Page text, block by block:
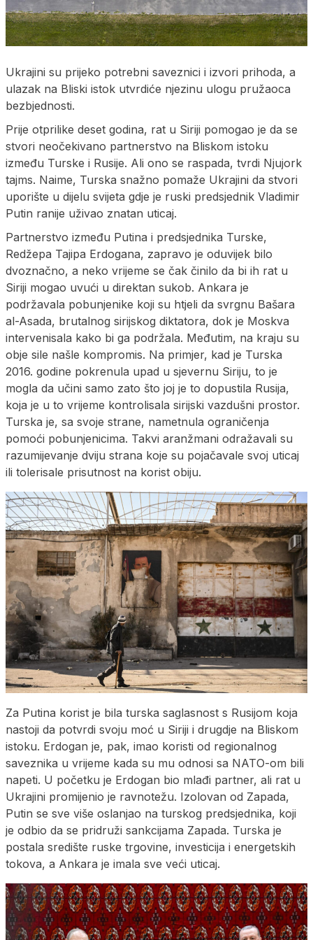
Ukrajini su prijeko potrebni saveznici i izvori prihoda, a
ulazak na Bliski istok utvrdiće njezinu ulogu pružaoca
bezbjednosti.
Prije otprilike deset godina, rat u Siriji pomogao je da se
stvori neočekivano partnerstvo na Bliskom istoku
između Turske i Rusije. Ali ono se raspada, tvrdi Njujork
tajms. Naime, Turska snažno pomaže Ukrajini da stvori
uporište u dijelu svijeta gdje je ruski predsjednik Vladimir
Putin ranije uživao znatan uticaj.
Partnerstvo između Putina i predsjednika Turske,
Redžepa Tajipa Erdogana, zapravo je oduvijek bilo
dvoznačno, a neko vrijeme se čak činilo da bi ih rat u
Siriji mogao uvući u direktan sukob. Ankara je
podržavala pobunjenike koji su htjeli da svrgnu Bašara
al-Asada, brutalnog sirijskog diktatora, dok je Moskva
intervenisala kako bi ga podržala. Međutim, na kraju su
obje sile našle kompromis. Na primjer, kad je Turska
2016. godine pokrenula upad u sjevernu Siriju, to je
mogla da učini samo zato što joj je to dopustila Rusija,
koja je u to vrijeme kontrolisala sirijski vazdušni prostor.
Turska je, sa svoje strane, nametnula ograničenja
pomoći pobunjenicima. Takvi aranžmani odražavali su
razumijevanje dviju strana koje su pojačavale svoj uticaj
ili tolerisale prisutnost na korist obiju.
Za Putina korist je bila turska saglasnost s Rusijom koja
nastoji da potvrdi svoju moć u Siriji i drugdje na Bliskom
istoku. Erdogan je, pak, imao koristi od regionalnog
saveznika u vrijeme kada su mu odnosi sa NATO-om bili
napeti. U početku je Erdogan bio mlađi partner, ali rat u
Ukrajini promijenio je ravnotežu. Izolovan od Zapada,
Putin se sve više oslanjao na turskog predsjednika, koji
je odbio da se pridruži sankcijama Zapada. Turska je
postala središte ruske trgovine, investicija i energetskih
tokova, a Ankara je imala sve veći uticaj.